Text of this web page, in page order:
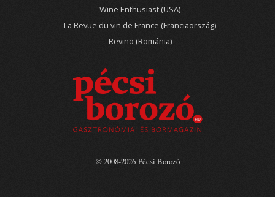
Wine Enthusiast (USA)
La Revue du vin de France (Franciaország)
Revino (Románia)
© 2008-2026 Pécsi Borozó